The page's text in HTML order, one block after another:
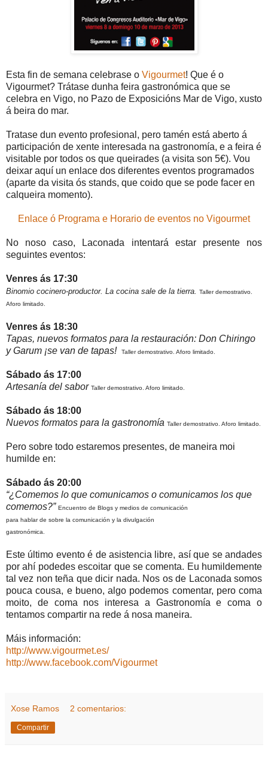
Esta fin de semana celebrase o Vigourmet! Que é o
Vigourmet? Trátase dunha feira gastronómica que se
celebra en Vigo, no Pazo de Exposicións Mar de Vigo, xusto
á beira do mar.
Tratase dun evento profesional, pero tamén está aberto á
participación de xente interesada na gastronomía, e a feira é
visitable por todos os que queirades (a visita son 5€). Vou
deixar aquí un enlace dos diferentes eventos programados
(aparte da visita ós stands, que coido que se pode facer en
calqueira momento).
Enlace ó Programa e Horario de eventos no Vigourmet
No noso caso, Laconada intentará estar presente nos
seguintes eventos:
Venres ás 17:30
Binomio cocinero-productor. La cocina sale de la tierra. Taller demostrativo.
Aforo limitado.
Venres ás 18:30
Tapas, nuevos formatos para la restauración: Don Chiringo
y Garum ¡se van de tapas!
Taller demostrativo. Aforo limitado.
Sábado ás 17:00
Artesanía del sabor Taller demostrativo. Aforo limitado.
Sábado ás 18:00
Nuevos formatos para la gastronomía Taller demostrativo. Aforo limitado.
Pero sobre todo estaremos presentes, de maneira moi
humilde en:
Sábado ás 20:00
“¿Comemos lo que comunicamos o comunicamos los que
comemos?” Encuentro de Blogs y medios de comunicación
para hablar de sobre la comunicación y la divulgación
gastronómica.
Este último evento é de asistencia libre, así que se andades
por ahí podedes escoitar que se comenta. Eu humildemente
tal vez non teña que dicir nada. Nos os de Laconada somos
pouca cousa, e bueno, algo podemos comentar, pero coma
moito, de coma nos interesa a Gastronomía e coma o
tentamos compartir na rede á nosa maneira.
Máis información:
http://www.vigourmet.es/
http://www.facebook.com/Vigourmet
Xose Ramos 2 comentarios:
Compartir